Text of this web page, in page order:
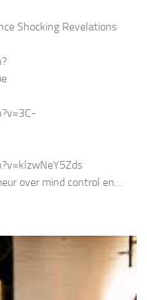
Shocking Revelations
over mind control en…